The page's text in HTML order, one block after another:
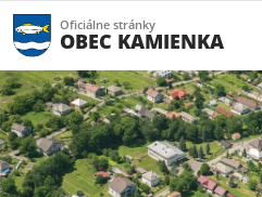
Oficiálne stránky
OBEC KAMIENKA